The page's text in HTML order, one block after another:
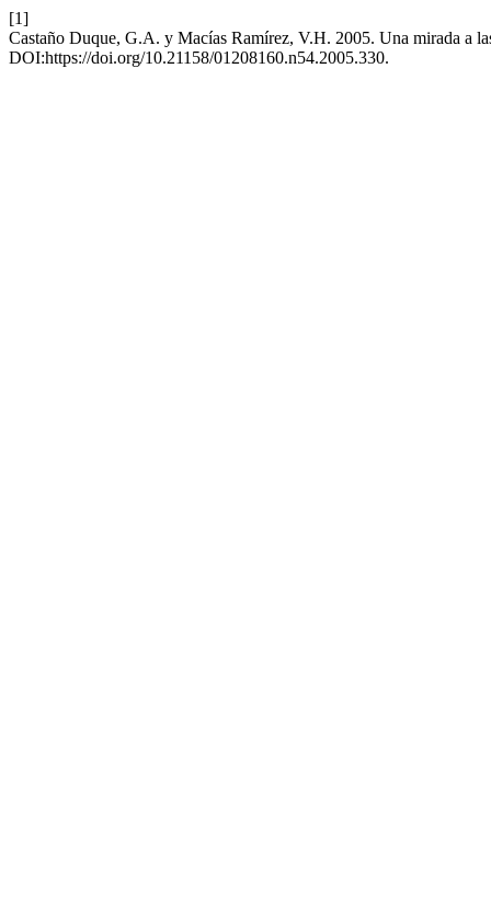
[1]
Castaño Duque, G.A. y Macías Ramírez, V.H. 2005. Una mirada a
DOI:https://doi.org/10.21158/01208160.n54.2005.330.